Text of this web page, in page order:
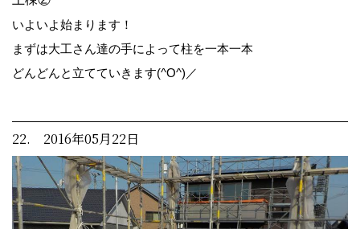
いよいよ始まります！
まずは大工さん達の手によって柱を一本一本
どんどんと立てていきます(^O^)／
22. 2016年05月22日